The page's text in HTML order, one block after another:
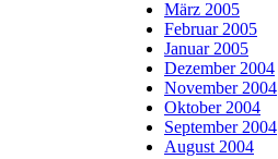
März 2005
Februar 2005
Januar 2005
Dezember 2004
November 2004
Oktober 2004
September 2004
August 2004